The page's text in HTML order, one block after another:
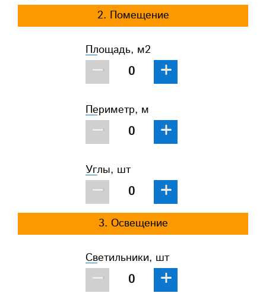
2. Помещение
Площадь, м2
− +
Периметр, м
− +
Углы, шт
− +
3. Освещение
Светильники, шт
− +